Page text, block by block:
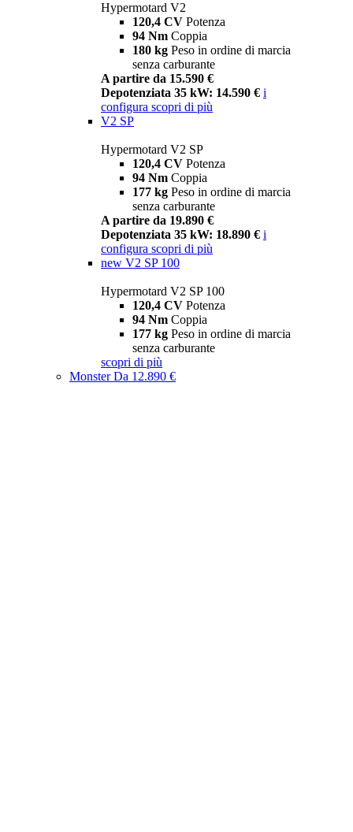
Hypermotard V2
120,4 CV Potenza
94 Nm Coppia
180 kg Peso in ordine di marcia
senza carburante
A partire da 15.590 €
Depotenziata 35 kW: 14.590 € i
configura scopri di più
V2 SP
Hypermotard V2 SP
120,4 CV Potenza
94 Nm Coppia
177 kg Peso in ordine di marcia
senza carburante
A partire da 19.890 €
Depotenziata 35 kW: 18.890 € i
configura scopri di più
new V2 SP 100
Hypermotard V2 SP 100
120,4 CV Potenza
94 Nm Coppia
177 kg Peso in ordine di marcia
senza carburante
scopri di più
MonsterDa 12.890 €